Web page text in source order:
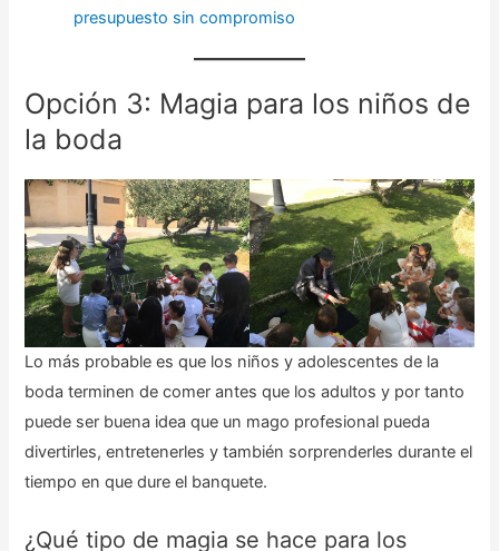
presupuesto sin compromiso
Opción 3: Magia para los niños de
la boda
Lo más probable es que los niños y adolescentes de la
boda terminen de comer antes que los adultos y por tanto
puede ser buena idea que un mago profesional pueda
divertirles, entretenerles y también sorprenderles durante el
tiempo en que dure el banquete.
¿Qué tipo de magia se hace para los